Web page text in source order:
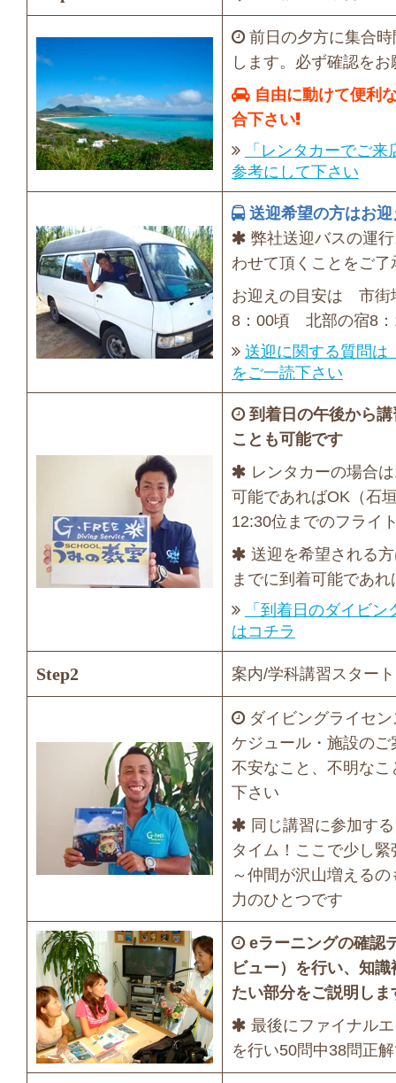
前日の夕方に集合
します。必ず確認を
自由に動けて便利
合下さい
「レンタカーでご
参考にして下さい
送迎希望の方はお迎
弊社送迎バスの運
わせて頂くことをご了
お迎えの目安は 市街
8：00頃 北部の宿8：
送迎に関する質問は
をご一読下さい
到着日の午後から
ことも可能です
レンタカーの場合
可能であればOK（石
12:30位までのフライ
送迎を希望される
までに到着可能であれ
「到着日のダイビ
はコチラ
Step2 案内/学科講習スタート
ダイビングライセ
ケジュール・施設の
不安なこと、不明な
下さい
同じ講習に参加す
タイム！ここで少し
～仲間が沢山増える
力のひとつです
eラーニングの確認
ビュー）を行い、知
たい部分をご説明しま
最後にファイナル
を行い50問中38問正